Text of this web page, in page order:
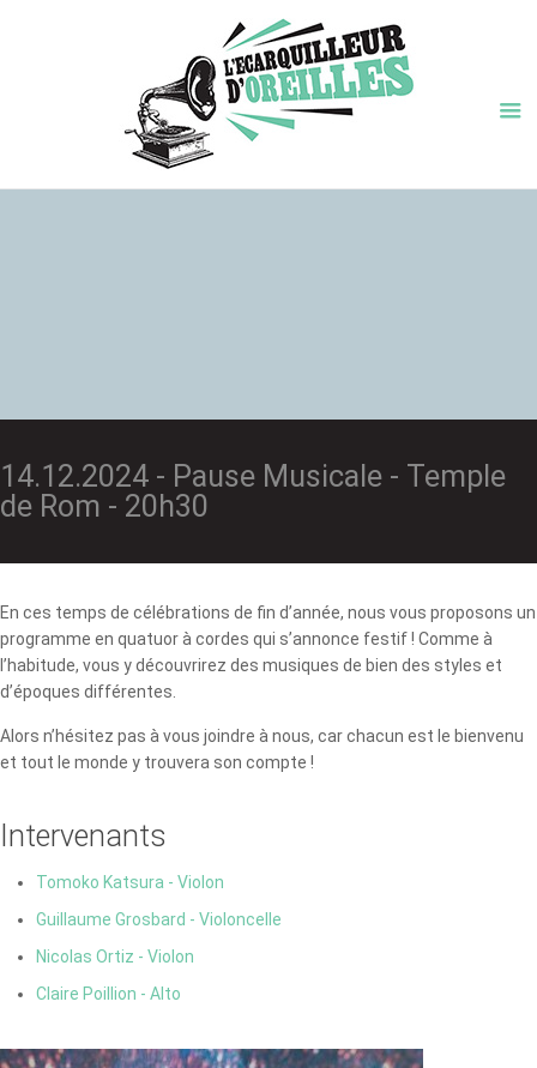
14.12.2024 - Pause Musicale - Temple
de Rom - 20h30
En ces temps de célébrations de fin d’année, nous vous proposons un
programme en quatuor à cordes qui s’annonce festif ! Comme à
l’habitude, vous y découvrirez des musiques de bien des styles et
d’époques différentes.
Alors n’hésitez pas à vous joindre à nous, car chacun est le bienvenu
et tout le monde y trouvera son compte !
Intervenants
Tomoko Katsura - Violon
Guillaume Grosbard - Violoncelle
Nicolas Ortiz - Violon
Claire Poillion - Alto